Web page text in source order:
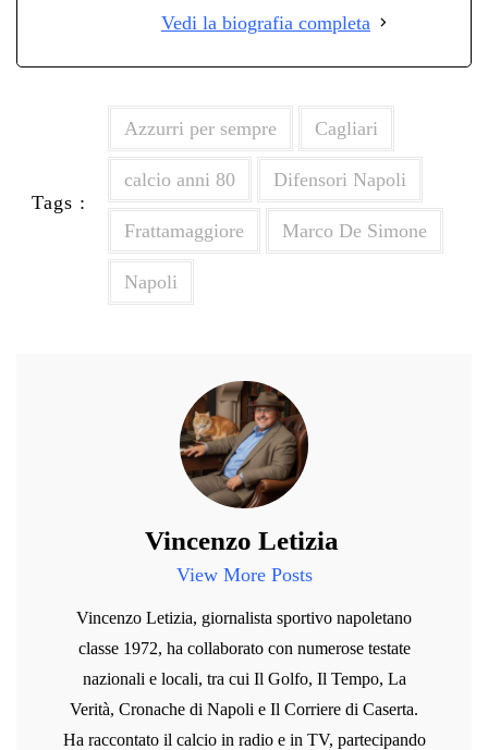
Vedi la biografia completa
Tags :
Azzurri per sempre Cagliari
calcio anni 80 Difensori Napoli
Frattamaggiore Marco De Simone
Napoli
Vincenzo Letizia
View More Posts
Vincenzo Letizia, giornalista sportivo napoletano
classe 1972, ha collaborato con numerose testate
nazionali e locali, tra cui Il Golfo, Il Tempo, La
Verità, Cronache di Napoli e Il Corriere di Caserta.
Ha raccontato il calcio in radio e in TV, partecipando